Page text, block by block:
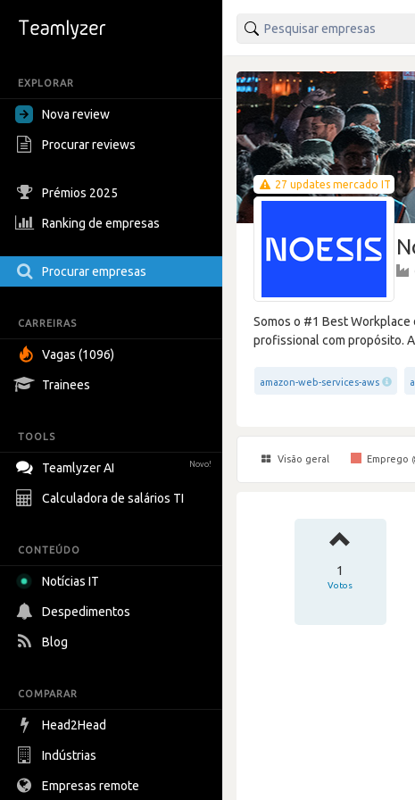
EXPLORAR
Nova review
Procurar reviews
Prémios 2025
Ranking de empresas
Procurar empresas
CARREIRAS
Vagas (1096)
Trainees
TOOLS
Teamlyzer AI Novo!
Calculadora de salários TI
CONTEÚDO
Notícias IT
Despedimentos
Blog
COMPARAR
Head2Head
Indústrias
Empresas remote
27 updates mercado IT
Somos o #1 Best
profissional com propósito.
amazon-web-services-aws
Visão geral Emprego
1
Votos